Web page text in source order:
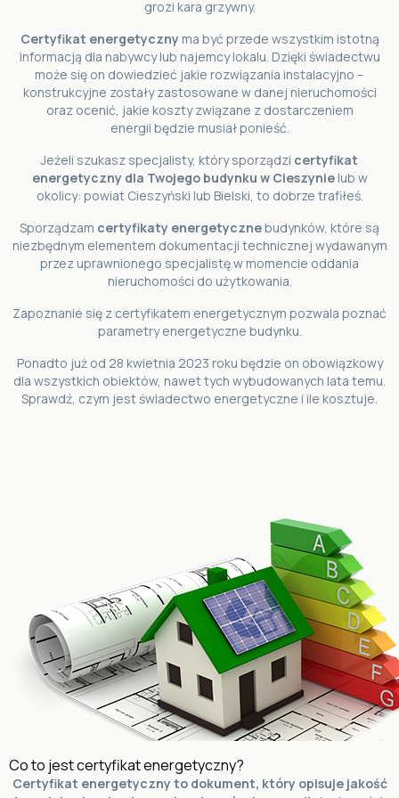
grozi kara grzywny.
Certyfikat energetyczny ma być przede wszystkim istotną
informacją dla nabywcy lub najemcy lokalu. Dzięki świadectwu
może się on dowiedzieć jakie rozwiązania instalacyjno –
konstrukcyjne zostały zastosowane w danej nieruchomości
oraz ocenić, jakie koszty związane z dostarczeniem
energii będzie musiał ponieść.
Jeżeli szukasz specjalisty, który sporządzi certyfikat
energetyczny dla Twojego budynku w Cieszynielub w
okolicy: powiat Cieszyński lub Bielski, to dobrze trafiłeś.
Sporządzam certyfikaty energetycznebudynków, które są
niezbędnym elementem dokumentacji technicznej wydawanym
przez uprawnionego specjalistę w momencie oddania
nieruchomości do użytkowania.
Zapoznanie się z certyfikatem energetycznym pozwala poznać
parametry energetyczne budynku.
Ponadto już od 28 kwietnia 2023 roku będzie on obowiązkowy
dla wszystkich obiektów, nawet tych wybudowanych lata temu.
Sprawdź, czym jest świadectwo energetyczne i ile kosztuje.
Co to jest certyfikat energetyczny?
Certyfikat energetyczny to dokument, który opisuje jakość